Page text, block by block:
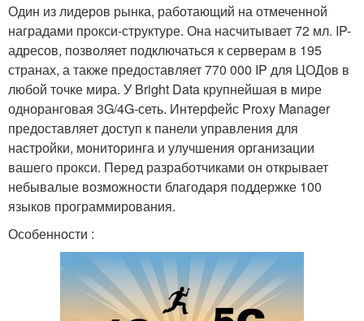
Один из лидеров рынка, работающий на отмеченной
наградами прокси-структуре. Она насчитывает 72 мл. IP-
адресов, позволяет подключаться к серверам в 195
странах, а также предоставляет 770 000 IP для ЦОДов в
любой точке мира. У Bright Data крупнейшая в мире
одноранговая 3G/4G-сеть. Интерфейс Proxy Manager
предоставляет доступ к панели управления для
настройки, мониторинга и улучшения организации
вашего прокси. Перед разработчиками он открывает
небывалые возможности благодаря поддержке 100
языков программирования.
Особенности :